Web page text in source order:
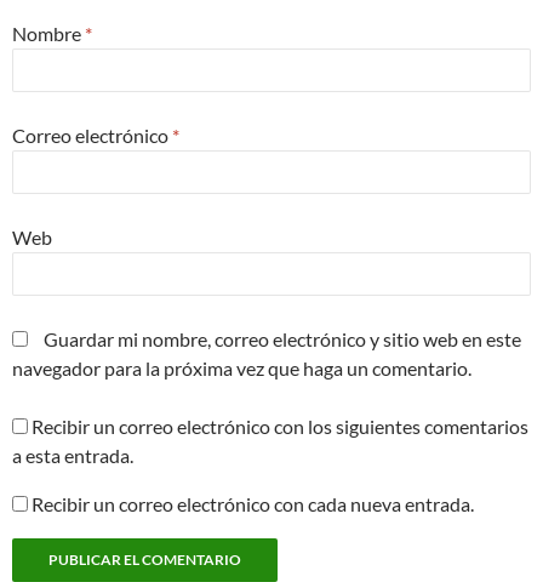
Nombre *
Correo electrónico *
Web
Guardar mi nombre, correo electrónico y sitio web en este
navegador para la próxima vez que haga un comentario.
Recibir un correo electrónico con los siguientes comentarios
a esta entrada.
Recibir un correo electrónico con cada nueva entrada.